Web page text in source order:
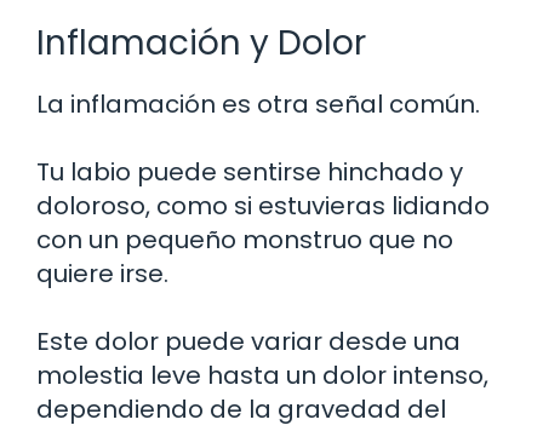
Inflamación y Dolor
La inflamación es otra señal común.
Tu labio puede sentirse hinchado y
doloroso, como si estuvieras lidiando
con un pequeño monstruo que no
quiere irse.
Este dolor puede variar desde una
molestia leve hasta un dolor intenso,
dependiendo de la gravedad del